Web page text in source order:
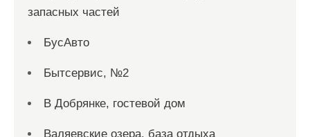
запасных частей
БусАвто
Бытсервис, №2
В Добрянке, гостевой дом
Валяевские озера, база отдыха